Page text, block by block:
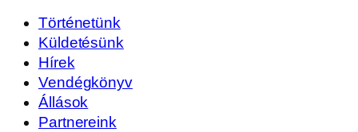
Történetünk
Küldetésünk
Hírek
Vendégkönyv
Állások
Partnereink